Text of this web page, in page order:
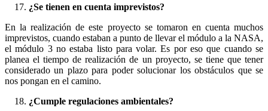
¿Se tienen en cuenta imprevistos?
En la realización de este proyecto se tomaron en cuenta muchos
imprevistos, cuando estaban a punto de llevar el módulo a la NASA,
el módulo 3 no estaba listo para volar. Es por eso que cuando se
planea el tiempo de realización de un proyecto, se tiene que tener
considerado un plazo para poder solucionar los obstáculos que se
nos pongan en el camino.
¿Cumple regulaciones ambientales?